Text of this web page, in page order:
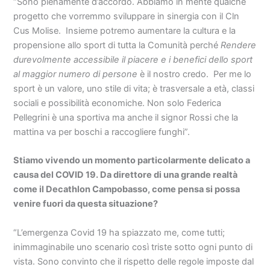
progetto che vorremmo sviluppare in sinergia con il Cln
Cus Molise. Insieme potremo aumentare la cultura e la
propensione allo sport di tutta la Comunità perchéRendere
durevolmente accessibile il piacere e i benefici dello sport
al maggior numero di personeè il nostro credo. Per me lo
sport è un valore, uno stile di vita; è trasversale a età, classi
sociali e possibilità economiche. Non solo Federica
Pellegrini è una sportiva ma anche il signor Rossi che la
mattina va per boschi a raccogliere funghi”.
Stiamo vivendo un momento particolarmente delicato a
causa del COVID 19. Da direttore di una grande realtà
come il Decathlon Campobasso, come pensa si possa
venire fuori da questa situazione?
“L’emergenza Covid 19 ha spiazzato me, come tutti;
inimmaginabile uno scenario così triste sotto ogni punto di
vista. Sono convinto che il rispetto delle regole imposte dal